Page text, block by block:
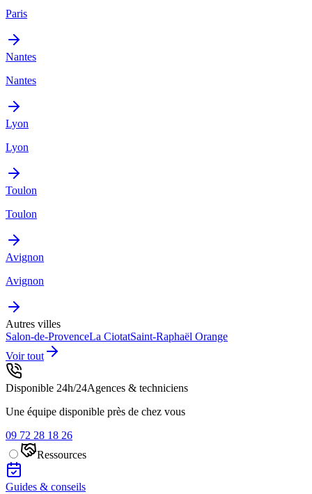
Paris
Nantes
Nantes
Lyon
Lyon
Toulon
Toulon
Avignon
Avignon
Autres villes
Salon-de-ProvenceLa CiotatSaint-Raphaël Orange
Voir tout
Disponible 24h/24Agences & techniciens
Une équipe disponible près de chez vous
09 72 28 18 26
Ressources
Guides & conseils